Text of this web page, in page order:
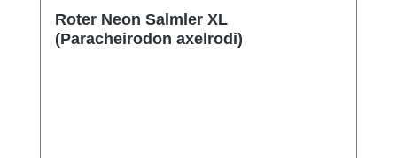
Roter Neon Salmler XL
(Paracheirodon axelrodi)